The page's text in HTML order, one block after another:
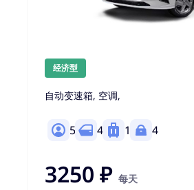
经济型
自动变速箱, 空调,
5 4 1 4
3250 ₽ 每天